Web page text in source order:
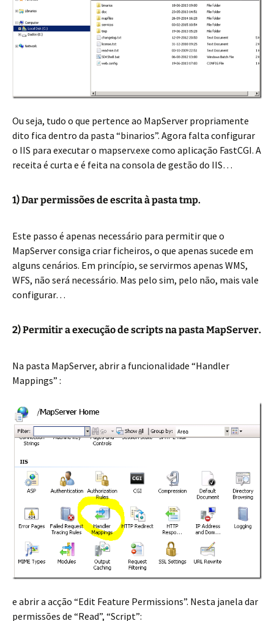
Ou seja, tudo o que pertence ao MapServer propriamente
dito fica dentro da pasta “binarios”. Agora falta configurar
o IIS para executar o mapserv.exe como aplicação FastCGI. A
receita é curta e é feita na consola de gestão do IIS…
1) Dar permissões de escrita à pasta tmp.
Este passo é apenas necessário para permitir que o
MapServer consiga criar ficheiros, o que apenas sucede em
alguns cenários. Em princípio, se servirmos apenas WMS,
WFS, não será necessário. Mas pelo sim, pelo não, mais vale
configurar…
2) Permitir a execução de scripts na pasta MapServer.
Na pasta MapServer, abrir a funcionalidade “Handler
Mappings” :
e abrir a acção “Edit Feature Permissions”. Nesta janela dar
permissões de “Read”, “Script”: